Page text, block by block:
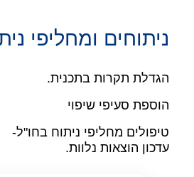
ניתוחים ומחליפי
הגדלת תקרות בתכנית.
הוספת סעיפי שיפוי
טיפולים מחליפי ניתוח בחו"ל-
עדכון הוצאות נלוות.